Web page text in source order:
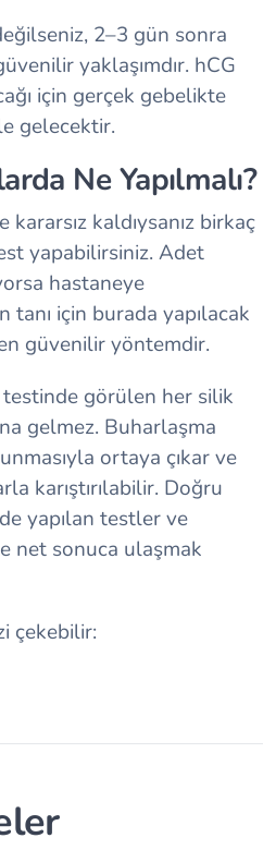
2–3 gün sonra
yaklaşımdır. hCG
için gerçek gebelikte
gelecektir.
Ne Yapılmalı?
kaldıysanız birkaç
yapabilirsiniz. Adet
hastaneye
tanı için burada yapılacak
güvenilir yöntemdir.
görülen her silik
gelmez. Buharlaşma
ortaya çıkar ve
karıştırılabilir. Doğru
yapılan testler ve
net sonuca ulaşmak
çekebilir: